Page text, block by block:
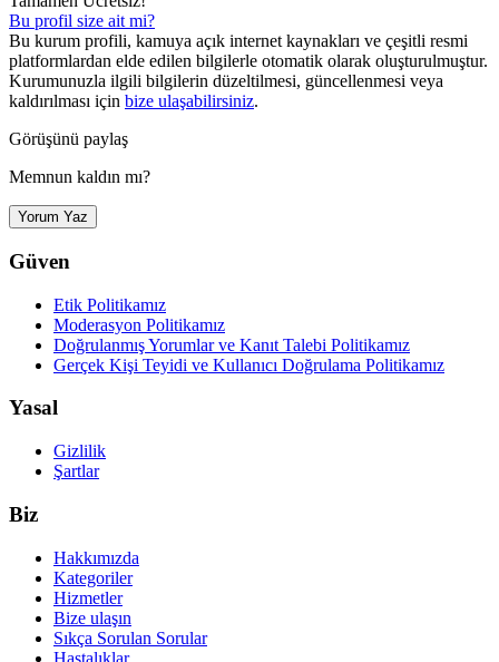
Bu profil size ait mi?
Bu kurum profili, kamuya açık internet kaynakları ve çeşitli resmi
platformlardan elde edilen bilgilerle otomatik olarak oluşturulmuştur.
Kurumunuzla ilgili bilgilerin düzeltilmesi, güncellenmesi veya
kaldırılması için bize ulaşabilirsiniz.
Görüşünü paylaş
Memnun kaldın mı?
Yorum Yaz
Güven
Etik Politikamız
Moderasyon Politikamız
Doğrulanmış Yorumlar ve Kanıt Talebi Politikamız
Gerçek Kişi Teyidi ve Kullanıcı Doğrulama Politikamız
Yasal
Gizlilik
Şartlar
Biz
Hakkımızda
Kategoriler
Hizmetler
Bize ulaşın
Sıkça Sorulan Sorular
Hastalıklar